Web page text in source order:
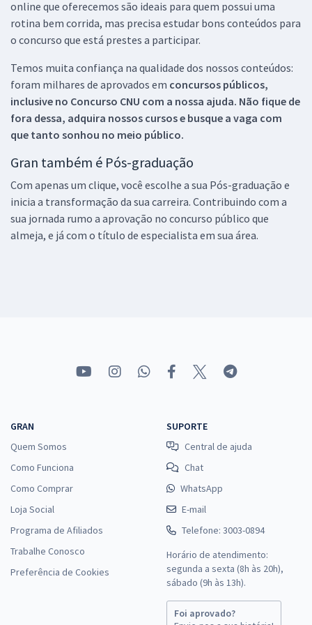
online que oferecemos são ideais para quem possui uma
rotina bem corrida, mas precisa estudar bons conteúdos para
o concurso que está prestes a participar.
Temos muita confiança na qualidade dos nossos conteúdos:
foram milhares de aprovados em concursos públicos,
inclusive no Concurso CNU com a nossa ajuda. Não fique de
fora dessa, adquira nossos cursos e busque a vaga com
que tanto sonhou no meio público.
Gran também é Pós-graduação
Com apenas um clique, você escolhe a sua Pós-graduação e
inicia a transformação da sua carreira. Contribuindo com a
sua jornada rumo a aprovação no concurso público que
almeja, e já com o título de especialista em sua área.
GRAN
Quem Somos
Como Funciona
Como Comprar
Loja Social
Programa de Afiliados
Trabalhe Conosco
Preferência de Cookies
SUPORTE
Central de ajuda
Chat
WhatsApp
E-mail
Telefone: 3003-0894
Horário de atendimento:
segunda a sexta (8h às 20h),
sábado (9h às 13h).
Foi aprovado?